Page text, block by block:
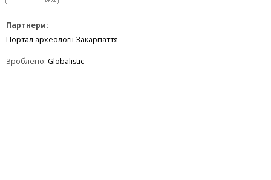
Партнери:
Портал археології Закарпаття
Зроблено: Globalistic